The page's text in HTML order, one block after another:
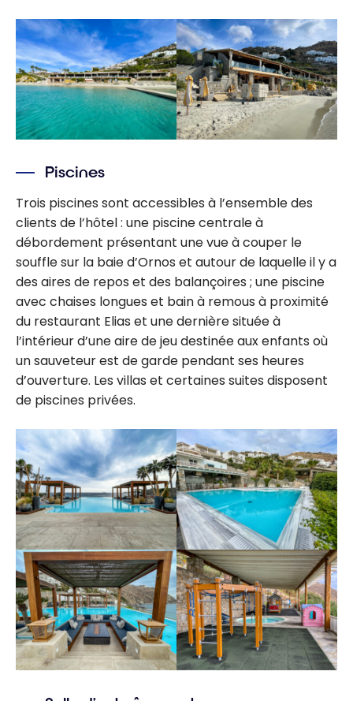
Piscines
Trois piscines sont accessibles à l’ensemble des
clients de l’hôtel : une piscine centrale à
débordement présentant une vue à couper le
souffle sur la baie d’Ornos et autour de laquelle il y a
des aires de repos et des balançoires ; une piscine
avec chaises longues et bain à remous à proximité
du restaurant Elias et une dernière située à
l’intérieur d’une aire de jeu destinée aux enfants où
un sauveteur est de garde pendant ses heures
d’ouverture. Les villas et certaines suites disposent
de piscines privées.